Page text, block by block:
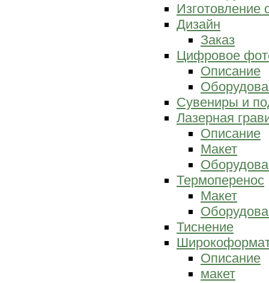
Изготовление
Дизайн
Заказ
Цифровое
Описание
Сувениры и
Лазерная
Описание
Макет
Термоперенос
Макет
Тиснение
Описание
макет